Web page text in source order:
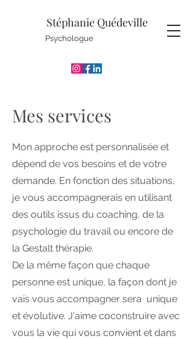
Psychologue
Stéphanie Quédeville
Mes services
Mon approche est personnalisée et
dépend de vos besoins et de votre
demande. En fonction des situations,
je vous accompagnerais en utilisant
des outils issus du coaching, de la
psychologie du travail ou encore de
la Gestalt thérapie.
De la même façon que chaque
personne est unique, la façon dont je
vais vous accompagner sera unique
et évolutive. J'aime coconstruire avec
vous la vie qui vous convient et dans